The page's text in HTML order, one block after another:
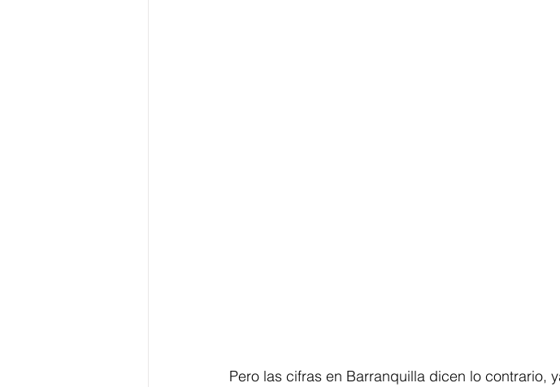
Pero las cifras en Barranquilla dicen lo contrario,